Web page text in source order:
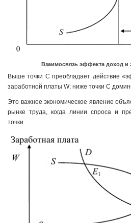
Взаимосвязь эффекта доход и
Выше точки С преобладает действие
заработной платы W; ниже точки С
Это важное экономическое явление
рынке труда, когда линии спроса и
точки.